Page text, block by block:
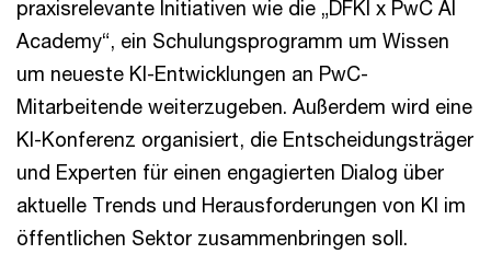
praxisrelevante Initiativen wie die „DFKI x PwC AI
Academy“, ein Schulungsprogramm um Wissen
um neueste KI-Entwicklungen an PwC-
Mitarbeitende weiterzugeben. Außerdem wird eine
KI-Konferenz organisiert, die Entscheidungsträger
und Experten für einen engagierten Dialog über
aktuelle Trends und Herausforderungen von KI im
öffentlichen Sektor zusammenbringen soll.